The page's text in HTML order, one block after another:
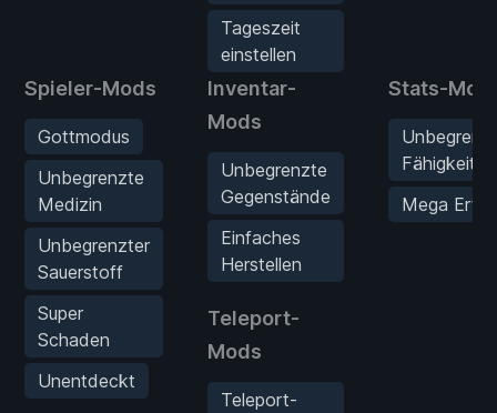
Tageszeit
einstellen
Spieler-Mods
Gottmodus
Unbegrenzte
Medizin
Unbegrenzter
Sauerstoff
Super
Schaden
Unentdeckt
Inventar-
Mods
Unbegrenzte
Gegenstände
Einfaches
Herstellen
Teleport-
Mods
Teleport-
Stats-
Mega